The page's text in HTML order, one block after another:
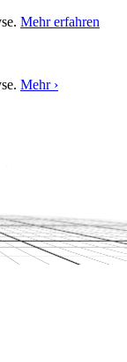
Mehr erfahren
Mehr›